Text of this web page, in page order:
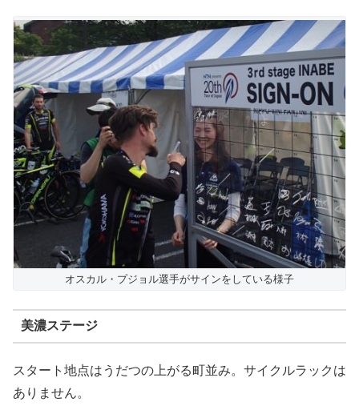
オスカル・プジョル選手がサインをしている様子
美濃ステージ
スタート地点はうだつの上がる町並み。サイクルラックは
ありません。